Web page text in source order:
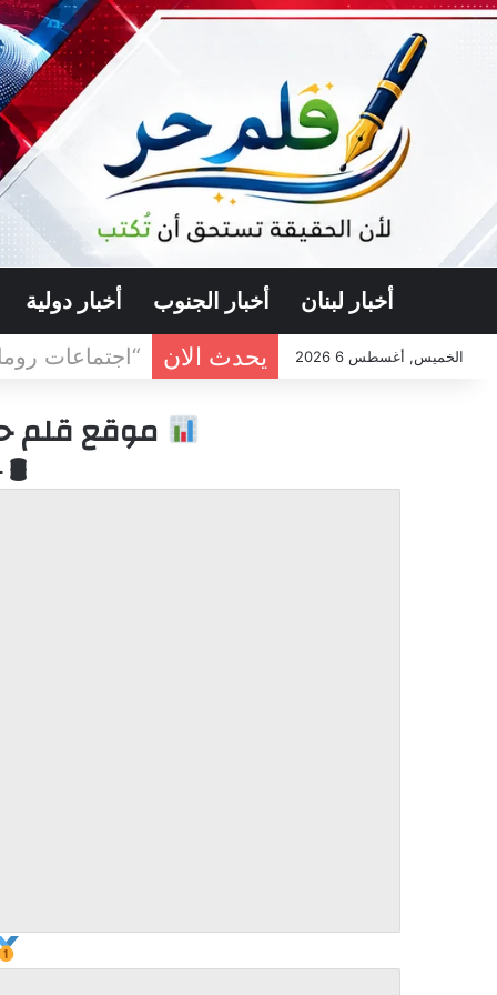
أخبار لبنان أخبار الجنوب أخبار دولية
الخميس, أغسطس 6 2026 يحدث الان اعلام عبري :
موقع قلم
🛢